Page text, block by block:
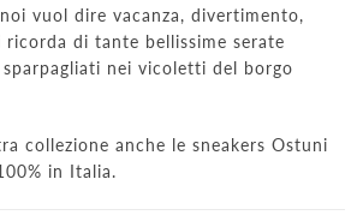
vuol dire vacanza, divertimento,
ricorda di tante bellissime serate
nei vicoletti del borgo
collezione anche le sneakers Ostuni
in Italia.